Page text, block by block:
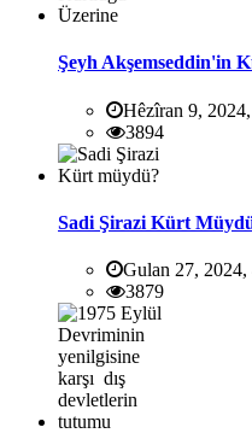
Şeyh Akşemseddin'in
Hêzîran 9,
3894
Sadi Şirazi Kürt
Gulan 27, 2024,
3879